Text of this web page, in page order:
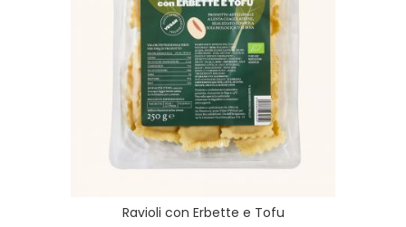
Ravioli con Erbette e Tofu